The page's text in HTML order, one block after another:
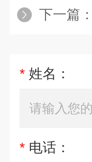
下一篇：
* 姓名：
* 电话：